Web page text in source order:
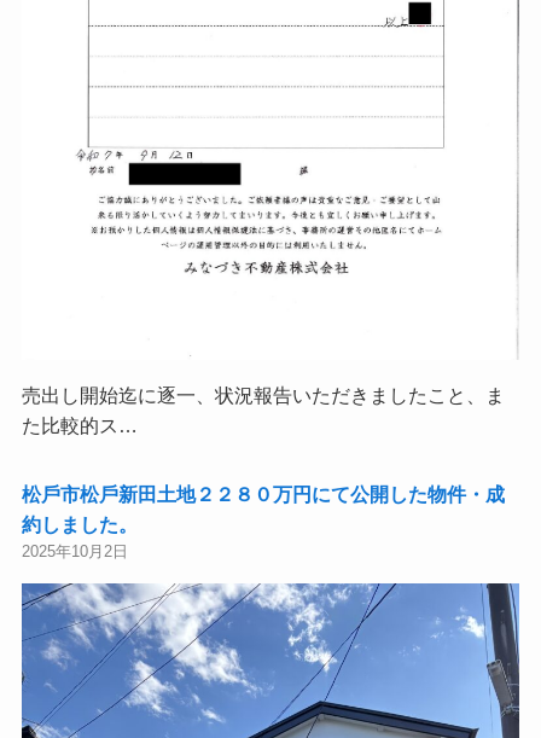
売出し開始迄に逐一、状況報告いただきましたこと、ま
た比較的ス…
松⼾市松⼾新⽥土地２２８０万円にて公開した物件・成
約しました。
2025年10月2日